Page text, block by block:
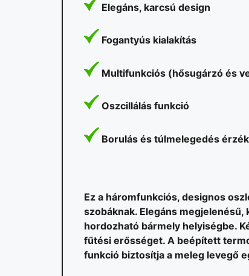
Elegáns, karcsú design
Fogantyús kialakítás
Multifunkciós (hősugárzó és
Oszcillálás funkció
Borulás és túlmelegedés
Ez a háromfunkciós, designos
szobáknak. Elegáns
hordozható bármely helyiségbe.
fűtési erősséget. A beépített
funkció biztosítja a meleg levegő